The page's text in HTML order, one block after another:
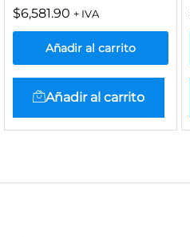
$6,581.90 + IVA
Añadir al carrito
Añadir al carrito